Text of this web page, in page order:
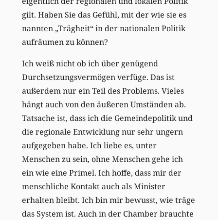
gilt. Haben Sie das Gefühl, mit der wie sie es
nannten „Trägheit“ in der nationalen Politik
aufräumen zu können?
Ich weiß nicht ob ich über genügend
Durchsetzungsvermögen verfüge. Das ist
außerdem nur ein Teil des Problems. Vieles
hängt auch von den äußeren Umständen ab.
Tatsache ist, dass ich die Gemeindepolitik und
die regionale Entwicklung nur sehr ungern
aufgegeben habe. Ich liebe es, unter
Menschen zu sein, ohne Menschen gehe ich
ein wie eine Primel. Ich hoffe, dass mir der
menschliche Kontakt auch als Minister
erhalten bleibt. Ich bin mir bewusst, wie träge
das System ist. Auch in der Chamber brauchte